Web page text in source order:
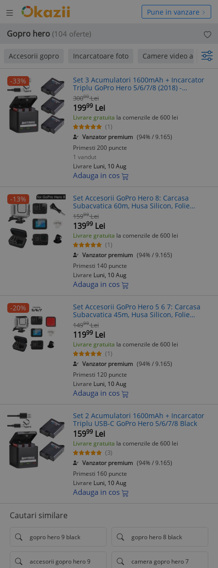
Deschide
meniul
Pune in vanzare
Gopro hero (104 oferte)
Accesorii gopro Incarcatoare foto Camere video actiune
-33%
Set 3 Acumulatori 1600mAh + Incarcator
Triplu GoPro Hero 5/6/7/8 (2018) -
Compatibil si cu Baterie Originala
30000 Lei
19999 Lei
Livrare gratuita la comenzile de 600 lei
(1)
Vanzator premium (94% / 9.165)
Primesti 200 puncte
1 vandut
Livrare Luni, 10 Aug
Adauga in cos
-13%
Set Accesorii GoPro Hero 8: Carcasa
Subacvatica 60m, Husa Silicon, Folie
Protectie, Adaptor Trepied, Geanta
Transport
15999 Lei
13999 Lei
Livrare gratuita la comenzile de 600 lei
(1)
Vanzator premium (94% / 9.165)
Primesti 140 puncte
Livrare Luni, 10 Aug
Adauga in cos
-20%
Set Accesorii GoPro Hero 5 6 7: Carcasa
Subacvatica 45m, Husa Silicon, Folie
Protectie, Filtru Rosu, Geanta Transport
14999 Lei
11999 Lei
Livrare gratuita la comenzile de 600 lei
(1)
Vanzator premium (94% / 9.165)
Primesti 120 puncte
Livrare Luni, 10 Aug
Adauga in cos
Set 2 Acumulatori 1600mAh + Incarcator
Triplu USB-C GoPro Hero 5/6/7/8 Black
15999 Lei
Livrare gratuita la comenzile de 600 lei
(3)
Vanzator premium (94% / 9.165)
Primesti 160 puncte
Livrare Luni, 10 Aug
Adauga in cos
Cautari similare
gopro hero 9 black gopro hero 8 black
accesorii gopro hero 9 camera gopro hero 7